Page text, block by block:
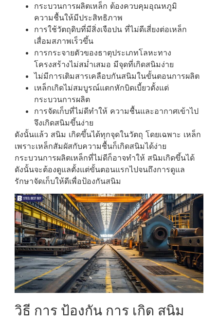
กระบวนการผลิตเหล็ก ต้องควบคุมอุณหภูมิ
ความชื้นให้มีประสิทธิภาพ
การใช้วัตถุดิบที่มีสิ่งเจือปน ที่ไม่ดีเสี่ยงต่อเหล็ก
เสื่อมสภาพเร็วขึ้น
การกระจายตัวของธาตุประเภทโลหะทาง
โครงสร้างไม่สม่ำเสมอ มีจุดที่เกิดสนิมง่าย
ไม่มีการเติมสารเคลือบกันสนิมในขั้นตอนการผลิต
เหล็กเกิดไม่สมบูรณ์แตกหักบิดเบี้ยวตั้งแต่
กระบวนการผลิต
การจัดเก็บที่ไม่ดีทำให้ ความชื้นและอากาศเข้าไป
จึงเกิดสนิมขึ้นง่าย
ดังนั้นแล้ว สนิม เกิดขึ้นได้ทุกจุดในวัตถุ โดยเฉพาะ เหล็ก
เพราะเหล็กสัมผัสกับความชื้นก็เกิดสนิมได้ง่าย
กระบวนการผลิตเหล็กที่ไม่ดีก็อาจทำให้ สนิมเกิดขึ้นได้
ดังนั้นจะต้องดูแลตั้งแต่ขั้นตอนแรกไปจนถึงการดูแล
รักษาจัดเก็บให้ดีเพื่อป้องกันสนิม
วิธี การ ป้องกัน การ เกิด สนิม